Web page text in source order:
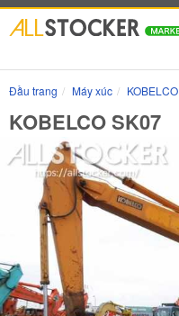
Đầu trang Máy xúc KOBELCO
KOBELCO SK07